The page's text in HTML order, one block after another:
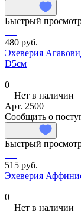
Быстрый
480 руб.
Эхеверия
D5см
0
Нет в наличии
Арт. 2500
Сообщить о
Быстрый
515 руб.
Эхеверия
0
Нет в наличии